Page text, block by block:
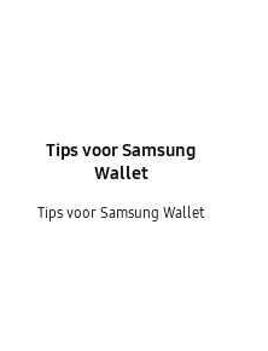
Tips voor Samsung
Wallet
Tips voor Samsung Wallet